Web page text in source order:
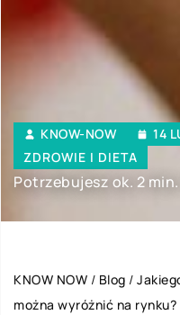
KNOW-NOW
14
ZDROWIE I DIETA
Potrzebujesz ok. 2
KNOW NOW / Blog /
można wyróżnić na rynku?